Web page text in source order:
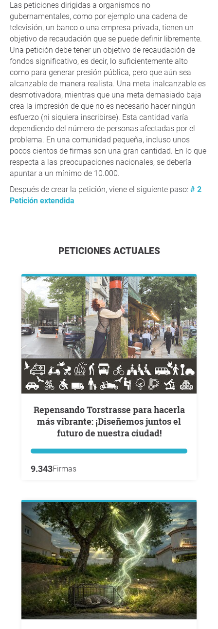
Las peticiones dirigidas a organismos no
gubernamentales, como por ejemplo una cadena de
televisión, un banco o una empresa privada, tienen un
objetivo de recaudación que se puede definir libremente.
Una petición debe tener un objetivo de recaudación de
fondos significativo, es decir, lo suficientemente alto
como para generar presión pública, pero que aún sea
alcanzable de manera realista. Una meta inalcanzable es
desmotivadora, mientras que una meta demasiado baja
crea la impresión de que no es necesario hacer ningún
esfuerzo (ni siquiera inscribirse). Esta cantidad varía
dependiendo del número de personas afectadas por el
problema. En una comunidad pequeña, incluso unos
pocos cientos de firmas son una gran cantidad. En lo que
respecta a las preocupaciones nacionales, se debería
apuntar a un mínimo de 10.000.
Después de crear la petición, viene el siguiente paso: # 2
Petición extendida
PETICIONES ACTUALES
Repensando Torstrasse para hacerla
más vibrante: ¡Diseñemos juntos el
futuro de nuestra ciudad!
9.343Firmas